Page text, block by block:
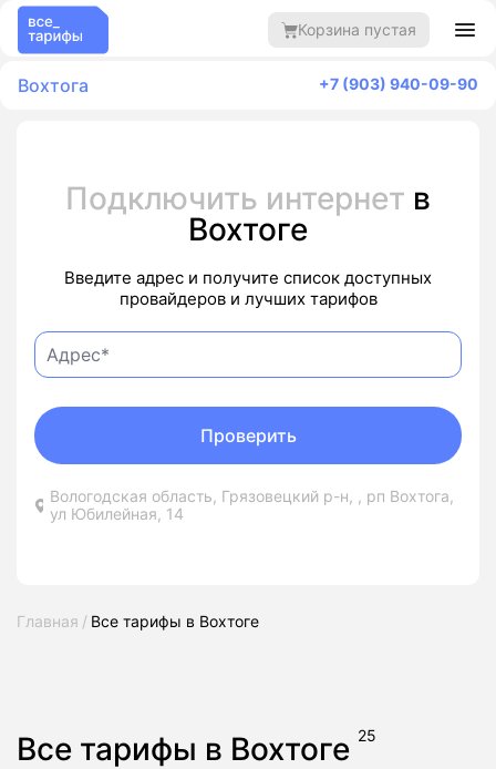
Корзина пустая
Вохтога +7 (903) 940-09-90
Подключить интернет в
Вохтоге
Введите адрес и получите список доступных
провайдеров и лучших тарифов
Вологодская область, Грязовецкий р-н, , рп Вохтога,
ул Юбилейная, 14
Проверить
Главная Все тарифы в Вохтоге
Все тарифы в Вохтоге 25